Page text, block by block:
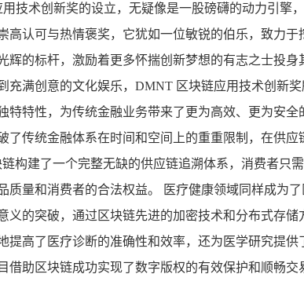
技术创新奖的设立，无疑像是一股磅礴的动力引擎
高认可与热情褒奖，它犹如一位敏锐的伯乐，致力
辉的标杆，激励着更多怀揣创新梦想的有志之士投
充满创意的文化娱乐，DMNT 区块链应用技术创新
特特性，为传统金融业务带来了更为高效、更为安
了传统金融体系在时间和空间上的重重限制，在供
构建了一个完整无缺的供应链追溯体系，消费者
质量和消费者的合法权益。 医疗健康领域同样成为
义的突破，通过区块链先进的加密技术和分布式存
提高了医疗诊断的准确性和效率，还为医学研究提
借助区块链成功实现了数字版权的有效保护和顺畅